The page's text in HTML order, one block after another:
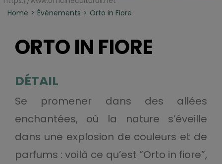
Home
Événements Orto in Fiore
ORTO IN FIORE
DÉTAIL
Se promener dans des allées
enchantées, où la nature s’éveille
dans une explosion de couleurs et de
parfums : voilà ce qu’est “Orto in fiore”,